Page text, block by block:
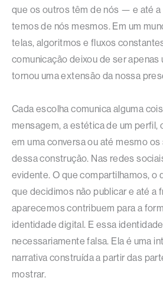
que os outros têm de nós — e até
temos de nós mesmos. Em um
telas, algoritmos e fluxos
comunicação deixou de ser apenas
tornou uma extensão da nossa
Cada escolha comunica alguma
mensagem, a estética de um
em uma conversa ou até mesmo
dessa construção. Nas redes
evidente. O que compartilhamos, o
que decidimos não publicar e até a
aparecemos contribuem para a
identidade digital. E essa
necessariamente falsa. Ela é uma
narrativa construída a partir das
mostrar.